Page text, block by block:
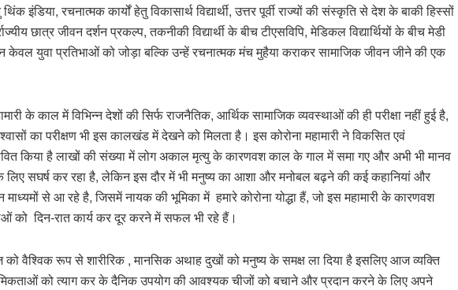
इंडिया, रचनात्मक कार्यों हेतु विकासार्थ विद्यार्थी, उत्तर पूर्वी राज्यों की संस्कृति से देश के बाकी हिस्सों
छात्र जीवन दर्शन प्रकल्प, तकनीकी विद्यार्थी के बीच टीएसविपि, मेडिकल विद्यार्थियों के बीच मेडी
युवा प्रतिभाओं को जोड़ा बल्कि उन्हें रचनात्मक मंच मुहैया कराकर सामाजिक जीवन जीने की एक
के काल में विभिन्न देशों की सिर्फ राजनैतिक, आर्थिक सामाजिक व्यवस्थाओं की ही परीक्षा नहीं हुई है,
का परीक्षण भी इस कालखंड में देखने को मिलता है। इस कोरोना महामारी ने विकसित एवं
किया है लाखों की संख्या में लोग अकाल मृत्यु के कारणवश काल के गाल में समा गए और अभी भी मानव
सघर्ष कर रहा है, लेकिन इस दौर में भी मनुष्य का आशा और मनोबल बढ़ने की कई कहानियां और
से आ रहे है, जिसमें नायक की भूमिका में हमारे कोरोना योद्धा हैं, जो इस महामारी के कारणवश
को दिन-रात कार्य कर दूर करने में सफल भी रहे हैं।
वैश्विक रूप से शारीरिक , मानसिक अथाह दुखों को मनुष्य के समक्ष ला दिया है इसलिए आज व्यक्ति
को त्याग कर के दैनिक उपयोग की आवश्यक चीजों को बचाने और प्रदान करने के लिए अपने